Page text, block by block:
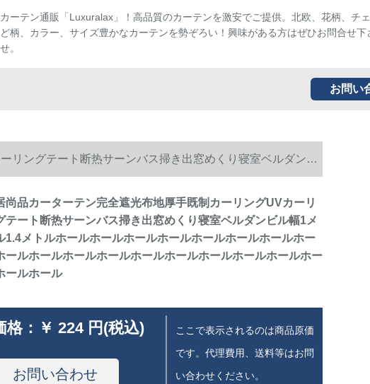
カーテン通販「Luxuralax」！高品質のカーテンを激安でご提供。北欧、花柄、チ
ど柄、カラー、サイズ豊かなカーテンを勢ぞろい！興味がある方はぜひお問合せ下
せ。
お問い
リングテート断热サーンバス掃き出窓めくり寝室ベルダンビ
ルホールホールホールホールホールホールホールホールホ
尚品カーターテン完全遮光布地厚手既制カーリングUVカーリ
テート断热サーンバス掃き出窓めくり寝室ベルダンビル幅1メ
1.4メトルホールホールホールホールホールホールホールホー
ールホールホールホールホールホールホールホールホールホー
ールホール
格： ￥ 224 円(税込)
お問い合わせ
ここで表示されるのは商品原価
です。代理費用、送料等はお問
い合わせください。